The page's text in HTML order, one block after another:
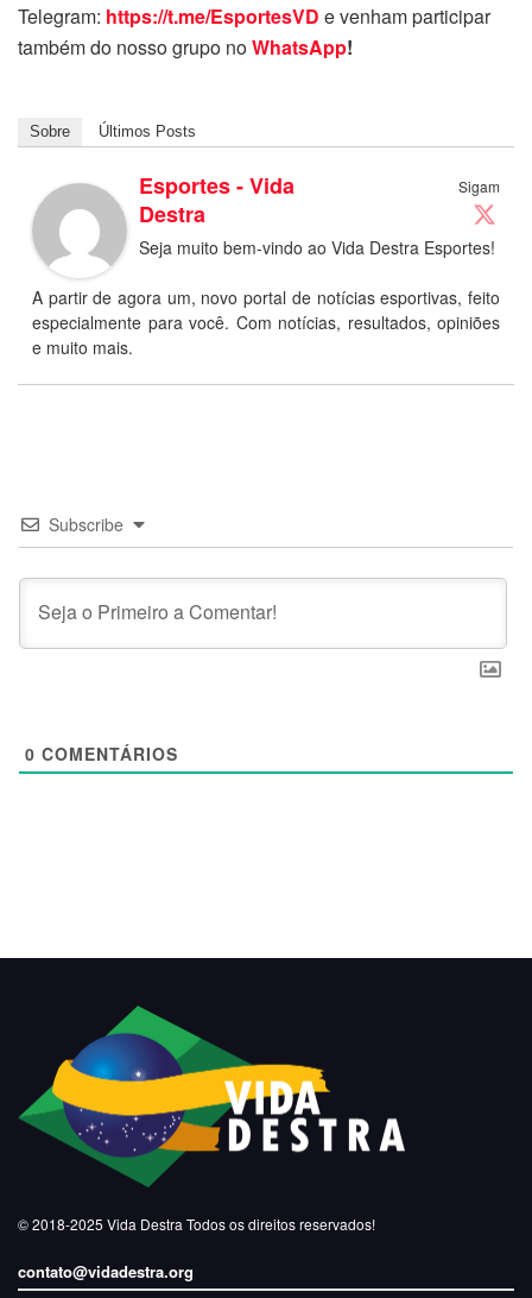
Telegram: https://t.me/EsportesVD e venham participar
também do nosso grupo noWhatsApp!
Sobre Últimos Posts
Sigam
Esportes - Vida
Destra
Seja muito bem-vindo ao Vida Destra Esportes!
A partir de agora um, novo portal de notícias esportivas, feito
especialmente para você. Com notícias, resultados, opiniões
e muito mais.
Subscribe
0 COMENTÁRIOS
© 2018-2025 Vida Destra Todos os direitos reservados!
contato@vidadestra.org